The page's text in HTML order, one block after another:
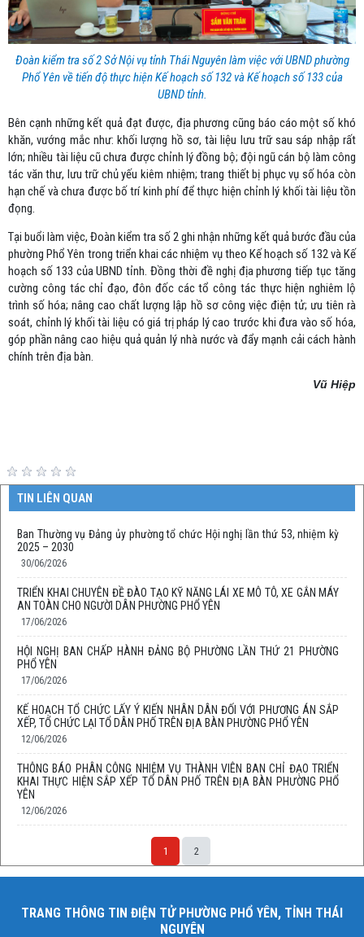
Đoàn kiểm tra số 2 Sở Nội vụ tỉnh Thái Nguyên làm việc với UBND phường
Phổ Yên về tiến độ thực hiện Kế hoạch số 132 và Kế hoạch số 133 của
UBND tỉnh.
Bên cạnh những kết quả đạt được, địa phương cũng báo cáo một số khó
khăn, vướng mắc như: khối lượng hồ sơ, tài liệu lưu trữ sau sáp nhập rất
lớn; nhiều tài liệu cũ chưa được chỉnh lý đồng bộ; đội ngũ cán bộ làm công
tác văn thư, lưu trữ chủ yếu kiêm nhiệm; trang thiết bị phục vụ số hóa còn
hạn chế và chưa được bố trí kinh phí để thực hiện chỉnh lý khối tài liệu tồn
đọng.
Tại buổi làm việc, Đoàn kiểm tra số 2 ghi nhận những kết quả bước đầu của
phường Phổ Yên trong triển khai các nhiệm vụ theo Kế hoạch số 132 và Kế
hoạch số 133 của UBND tỉnh. Đồng thời đề nghị địa phương tiếp tục tăng
cường công tác chỉ đạo, đôn đốc các tổ công tác thực hiện nghiêm lộ
trình số hóa; nâng cao chất lượng lập hồ sơ công việc điện tử; ưu tiên rà
soát, chỉnh lý khối tài liệu có giá trị pháp lý cao trước khi đưa vào số hóa,
góp phần nâng cao hiệu quả quản lý nhà nước và đẩy mạnh cải cách hành
chính trên địa bàn.
Vũ Hiệp
TIN LIÊN QUAN
Ban Thường vụ Đảng ủy phường tổ chức Hội nghị lần thứ 53, nhiệm kỳ
2025 – 2030
30/06/2026
TRIỂN KHAI CHUYÊN ĐỀ ĐÀO TẠO KỸ NĂNG LÁI XE MÔ TÔ, XE GẮN MÁY
AN TOÀN CHO NGƯỜI DÂN PHƯỜNG PHỔ YÊN
17/06/2026
HỘI NGHỊ BAN CHẤP HÀNH ĐẢNG BỘ PHƯỜNG LẦN THỨ 21 PHƯỜNG
PHỔ YÊN
17/06/2026
KẾ HOẠCH TỔ CHỨC LẤY Ý KIẾN NHÂN DÂN ĐỐI VỚI PHƯƠNG ÁN SẮP
XẾP, TỔ CHỨC LẠI TỔ DÂN PHỐ TRÊN ĐỊA BÀN PHƯỜNG PHỔ YÊN
12/06/2026
THÔNG BÁO PHÂN CÔNG NHIỆM VỤ THÀNH VIÊN BAN CHỈ ĐẠO TRIỂN
KHAI THỰC HIỆN SẮP XẾP TỔ DÂN PHỐ TRÊN ĐỊA BÀN PHƯỜNG PHỔ
YÊN
12/06/2026
1 2
TRANG THÔNG TIN ĐIỆN TỬ PHƯỜNG PHỔ YÊN, TỈNH THÁI
NGUYÊN